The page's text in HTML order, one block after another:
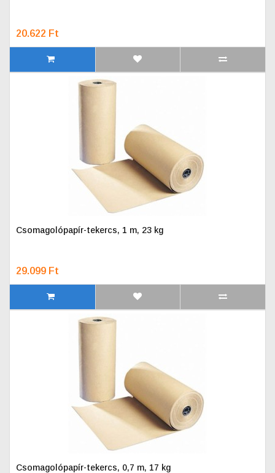
20.622 Ft
Csomagolópapír-tekercs, 1 m, 23 kg
29.099 Ft
Csomagolópapír-tekercs, 0,7 m, 17 kg